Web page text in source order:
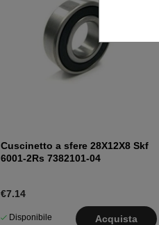
Cuscinetto a sfere 28X12X8 Skf
6001-2Rs 7382101-04
€7.14
Disponibile
Acquista